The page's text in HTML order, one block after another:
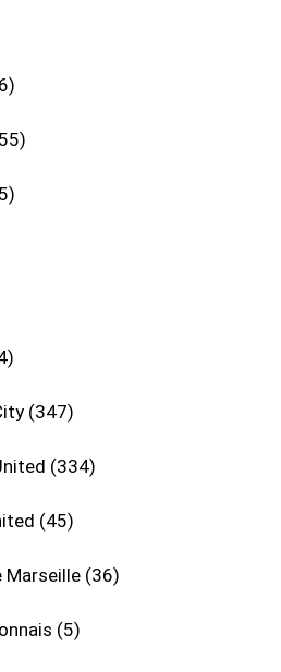
347
334
45
Marseille 36
5